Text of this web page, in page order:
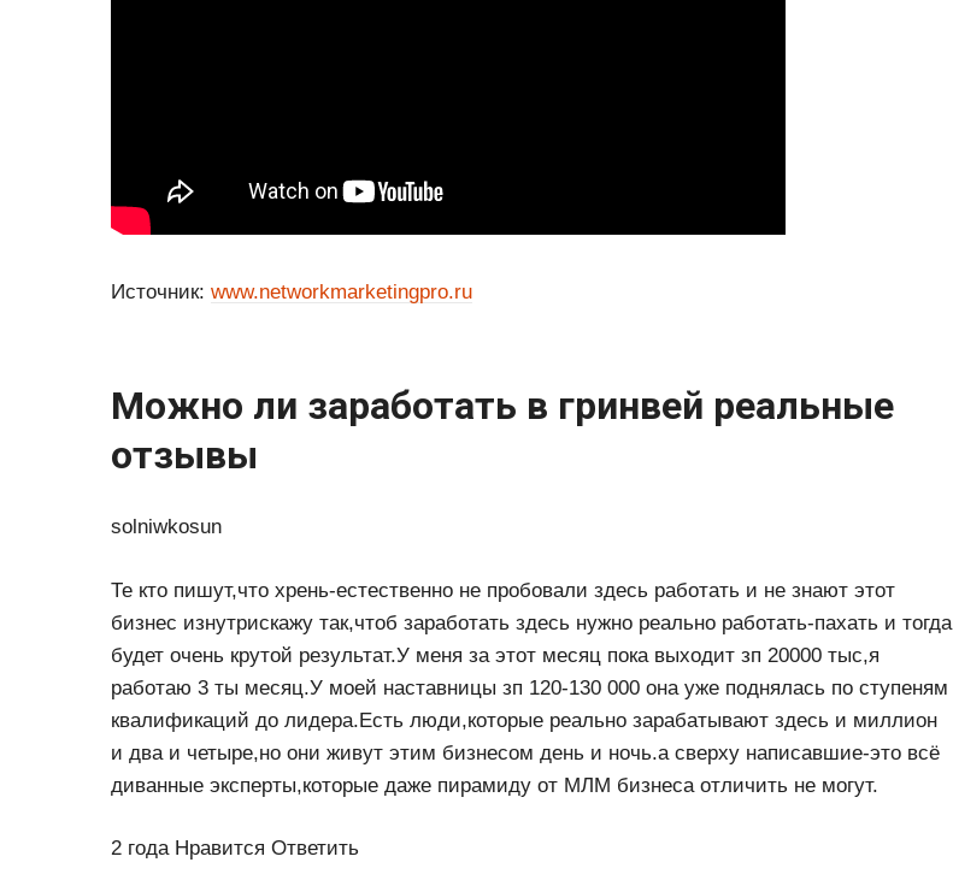
Источник: www.networkmarketingpro.ru
Можно ли заработать в гринвей реальные
отзывы
solniwkosun
Те кто пишут,что хрень-естественно не пробовали здесь работать и не знают этот
бизнес изнутрискажу так,чтоб заработать здесь нужно реально работать-пахать и тогда
будет очень крутой результат.У меня за этот месяц пока выходит зп 20000 тыс,я
работаю 3 ты месяц.У моей наставницы зп 120-130 000 она уже поднялась по ступеням
квалификаций до лидера.Есть люди,которые реально зарабатывают здесь и миллион
и два и четыре,но они живут этим бизнесом день и ночь.а сверху написавшие-это всё
диванные эксперты,которые даже пирамиду от МЛМ бизнеса отличить не могут.
2 года Нравится Ответить